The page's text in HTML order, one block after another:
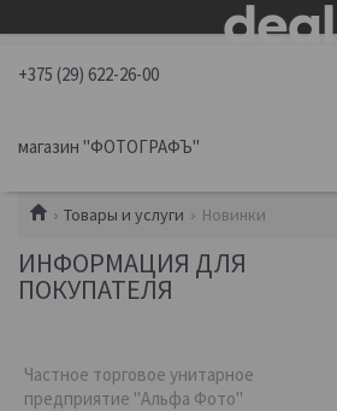
+375 (29) 622-26-00
магазин "ФОТОГРАФЪ"
Товары и услуги Новинки
ИНФОРМАЦИЯ ДЛЯ
ПОКУПАТЕЛЯ
Частное торговое унитарное
предприятие "Альфа Фото"